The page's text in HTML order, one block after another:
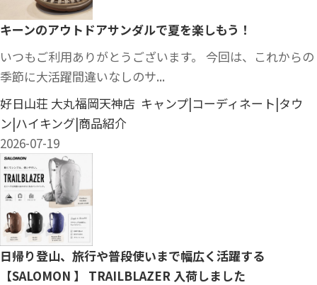
キーンのアウトドアサンダルで夏を楽しもう！
いつもご利用ありがとうございます。 今回は、これからの
季節に大活躍間違いなしのサ...
好日山荘 大丸福岡天神店 キャンプ|コーディネート|タウ
ン|ハイキング|商品紹介
2026-07-19
日帰り登山、旅行や普段使いまで幅広く活躍する
【SALOMON 】 TRAILBLAZER 入荷しました